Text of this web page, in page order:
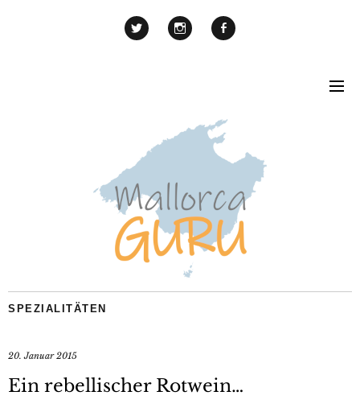
SPEZIALITÄTEN
20. Januar 2015
Ein rebellischer Rotwein…